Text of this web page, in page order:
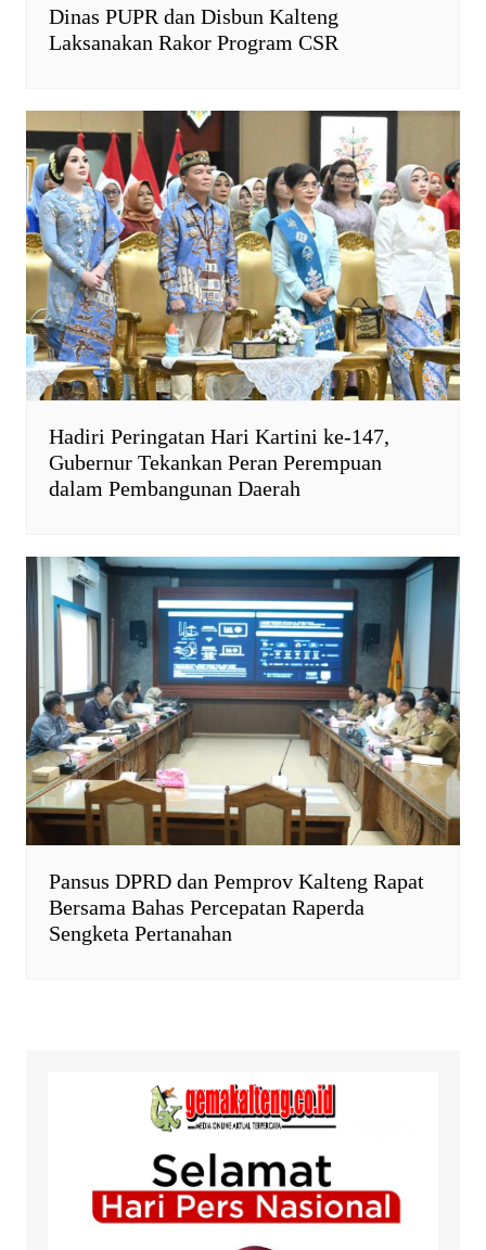
Dinas PUPR dan Disbun Kalteng
Laksanakan Rakor Program CSR
Hadiri Peringatan Hari Kartini ke-147,
Gubernur Tekankan Peran Perempuan
dalam Pembangunan Daerah
Pansus DPRD dan Pemprov Kalteng Rapat
Bersama Bahas Percepatan Raperda
Sengketa Pertanahan